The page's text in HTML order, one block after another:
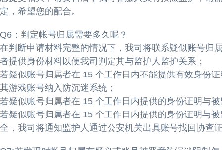
定，希望您的配合。
Q6：判定帐号归属需要多久呢？
在判断申请材料完整的情况下，我司将联系疑似账号归
者提供身份材料以便我司判定其与监护人监护关系；
若疑似账号归属者在 15 个工作日内不能提供有效身份
其游戏账号纳入防沉迷系统；
若疑似账号归属者在 15 个工作日内提供的身份证明与
若疑似账号归属者在 15 个工作日内提供的身份证明与
全，我司将通知监护人通过公安机关出具账号找回协查